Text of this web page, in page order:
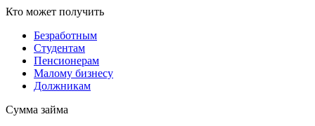
Кто может получить
Безработным
Студентам
Пенсионерам
Малому бизнесу
Должникам
Сумма займа